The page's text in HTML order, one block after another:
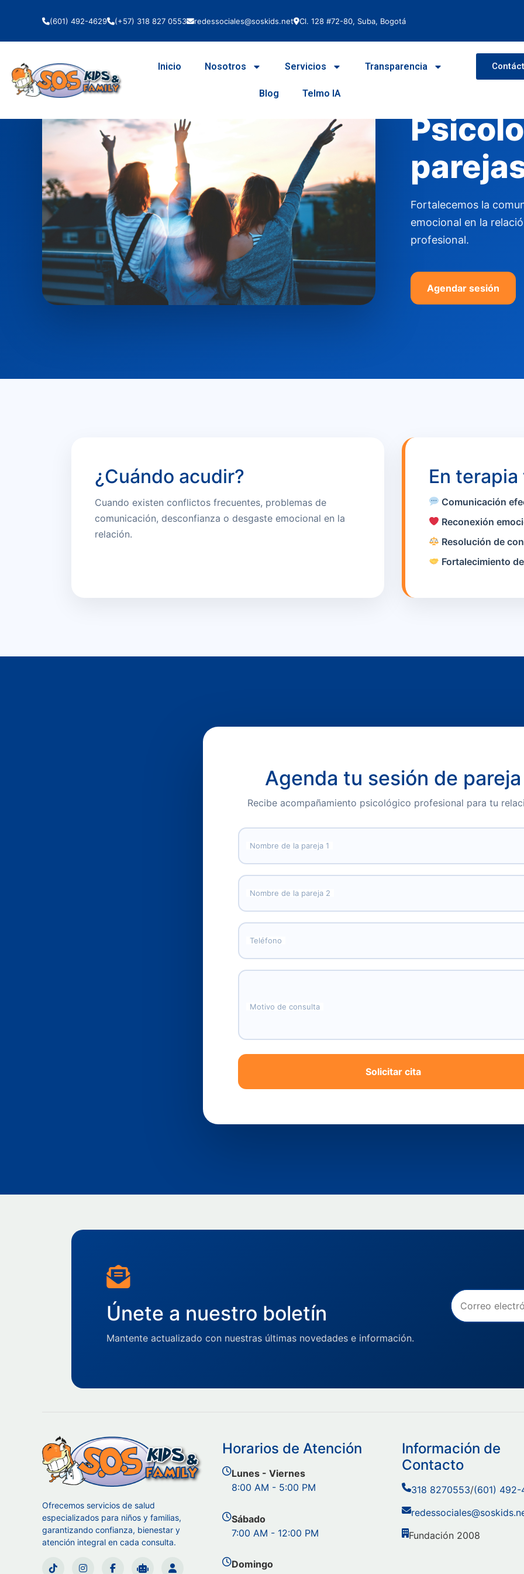
(601) 492-4629 (+57) 318 827 0553 redessociales@soskids.net Cl. 128 #72-80, Suba, Bogotá
Inicio Nosotros Servicios Transparencia
Blog Telmo IA
Fortalecemos la
emocional en la
profesional.
Agendar sesión
¿Cuándo acudir?
Cuando existen conflictos frecuentes, problemas de
comunicación, desconfianza o desgaste emocional en la
relación.
En
Comunicación
Reconexión
Resolución de
Fortalecimiento
Agenda tu sesión de pareja
Recibe acompañamiento psicológico profesional para tu
Nombre de la pareja 1
Nombre de la pareja 2
Teléfono
Motivo de consulta
Solicitar cita
Únete a nuestro boletín
Mantente actualizado con nuestras últimas novedades e información.
Ofrecemos servicios de salud
especializados para niños y familias,
garantizando confianza, bienestar y
atención integral en cada consulta.
Horarios de Atención
Lunes - Viernes
8:00 AM - 5:00 PM
Sábado
7:00 AM - 12:00 PM
Domingo
Información de
Contacto
318 8270553/(601) 492-
Fundación 2008